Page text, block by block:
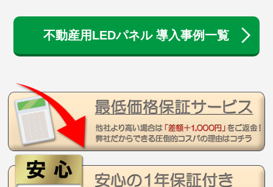
不動産用LEDパネル 導入事例一覧